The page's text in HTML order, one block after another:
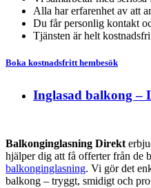
Alla har erfarenhet av att
Du får personlig kontakt
Tjänsten är helt
Boka kostnadsfritt hembesök
Inglasad balkong –
Balkonginglasning Direkt
hjälper dig att få offerter från de
balkonginglasning. Vi gör det
balkong – tryggt, smidigt och